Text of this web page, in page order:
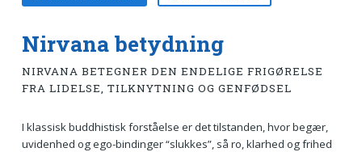
Nirvana betydning
NIRVANA BETEGNER DEN ENDELIGE FRIGØRELSE
FRA LIDELSE, TILKNYTNING OG GENFØDSEL
I klassisk buddhistisk forståelse er det tilstanden, hvor begær,
uvidenhed og ego-bindinger “slukkes”, så ro, klarhed og frihed